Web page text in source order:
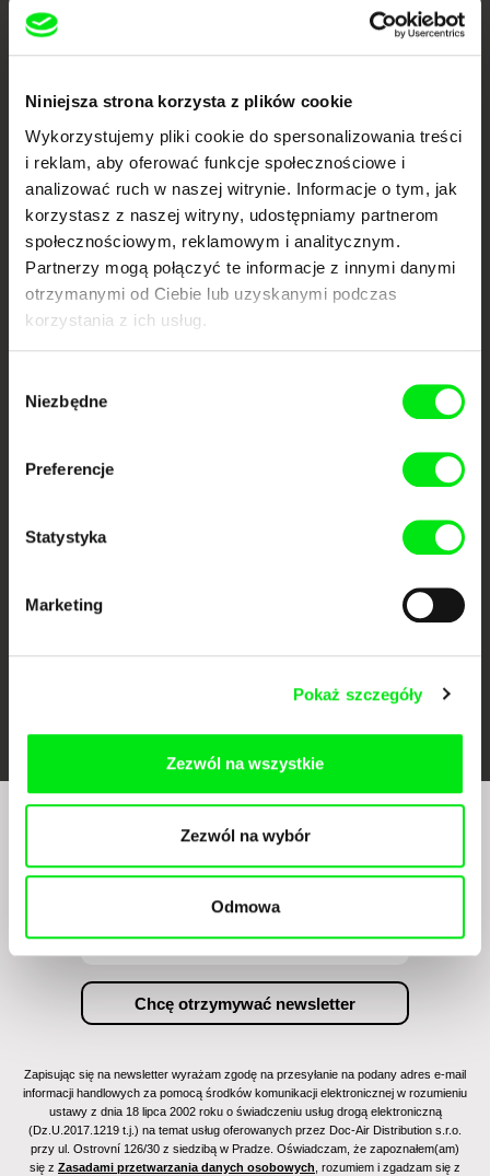
Niniejsza strona korzysta z plików cookie
Wykorzystujemy pliki cookie do spersonalizowania treści
i reklam, aby oferować funkcje społecznościowe i
analizować ruch w naszej witrynie. Informacje o tym, jak
korzystasz z naszej witryny, udostępniamy partnerom
społecznościowym, reklamowym i analitycznym.
Partnerzy mogą połączyć te informacje z innymi danymi
otrzymanymi od Ciebie lub uzyskanymi podczas
korzystania z ich usług.
zgody
Niezbędne
Preferencje
Statystyka
Marketing
Pokaż szczegóły
Zezwól na wszystkie
Zezwól na wybór
Odmowa
dokumentalne online
Nowe festiwalowe filmy
każdego tygodnia
współpracy 7 europejskich festiwali kina dokumentalnego. Naszym celem
jest przesuwać granice filmu dokumentalnego, wspierać jego
różnorodność i promować wartościowe autorskie filmy.
Członkowie Doc Alliance
Visions du Réel
Czy chcesz regularnie otrzymywać newsletter z
naszym filmowym programem?
Zapisując się na newsletter wyrażam zgodę na przesyłanie na podany adres e-mail
informacji handlowych za pomocą środków komunikacji elektronicznej w rozumieniu
ustawy z dnia 18 lipca 2002 roku o świadczeniu usług drogą elektroniczną
(Dz.U.2017.1219 t.j.) na temat usług oferowanych przez Doc-Air Distribution s.r.o.
przy ul. Ostrovní 126/30 z siedzibą w Pradze. Oświadczam, że zapoznałem(am)
się z Zasadami przetwarzania danych osobowych , rozumiem i zgadzam się z